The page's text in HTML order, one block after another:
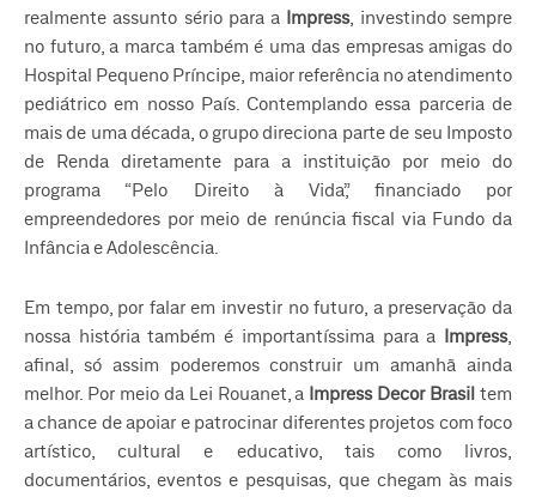
realmente assunto sério para a Impress, investindo sempre
no futuro, a marca também é uma das empresas amigas do
Hospital Pequeno Príncipe, maior referência no atendimento
pediátrico em nosso País. Contemplando essa parceria de
mais de uma década, o grupo direciona parte de seu Imposto
de Renda diretamente para a instituição por meio do
programa “Pelo Direito à Vida”, financiado por
empreendedores por meio de renúncia fiscal via Fundo da
Infância e Adolescência.
Em tempo, por falar em investir no futuro, a preservação da
nossa história também é importantíssima para a
Impress,
afinal, só assim poderemos construir um amanhã ainda
melhor. Por meio da Lei Rouanet, a
Impress Decor Brasil tem
a chance de apoiar e patrocinar diferentes projetos com foco
artístico, cultural e educativo, tais como livros,
documentários, eventos e pesquisas, que chegam às mais